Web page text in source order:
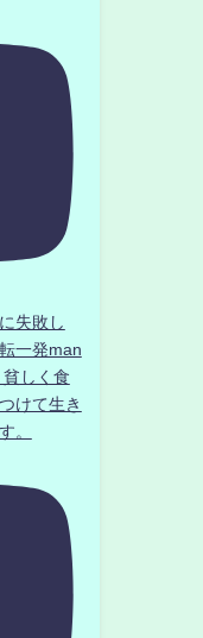
失敗し
一発man
しく食
けて生き
。